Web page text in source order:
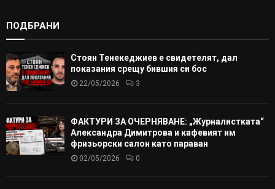
ПОДБРАНИ
Стоян Тенекеджиев е свидетелят, дал
показания срещу бившия си бос
22/05/2026 3
ФАКТУРИ ЗА ОЧЕРНЯВАНЕ: „Журналистката“
Александра Димитрова и кафевият им
фризьорски салон като параван
02/05/2026 0